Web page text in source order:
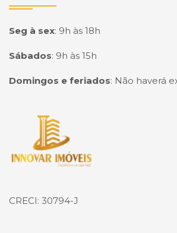
Seg à sex: 9h às 18h
Sábados: 9h às 15h
Domingos e feriados: Não haverá
Página inicial
CRECI: 30794-J